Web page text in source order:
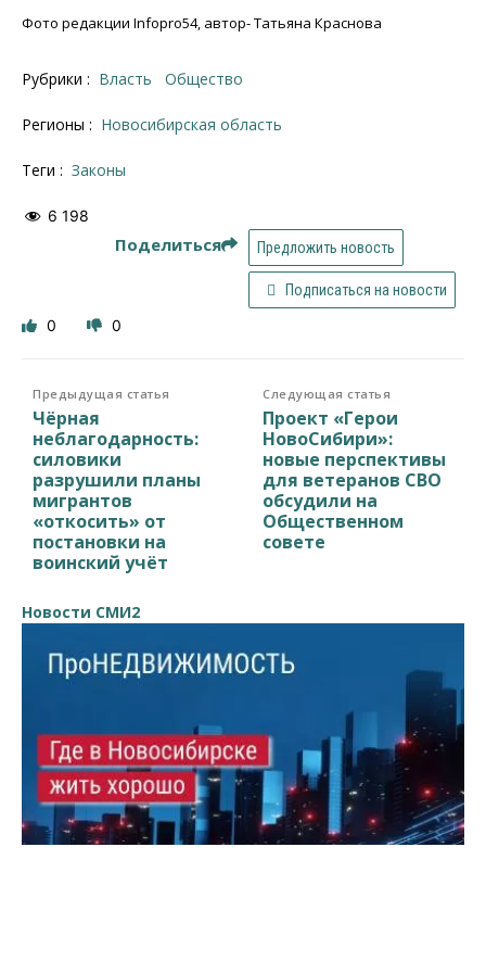
Фото редакции Infopro54, автор- Татьяна Краснова
Рубрики : Власть Общество
Регионы : Новосибирская область
Теги : законы
6 198
Поделиться Предложить новость
Подписаться на новости
0 0
Предыдущая статья
Чёрная
неблагодарность:
силовики
разрушили планы
мигрантов
«откосить» от
постановки на
воинский учёт
Следующая статья
Проект «Герои
НовоСибири»:
новые перспективы
для ветеранов СВО
обсудили на
Общественном
совете
Новости СМИ2